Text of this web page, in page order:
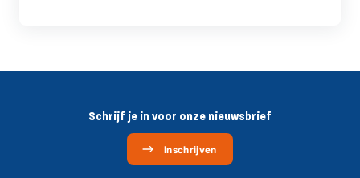
Schrijf je in voor onze nieuwsbrief
Inschrijven